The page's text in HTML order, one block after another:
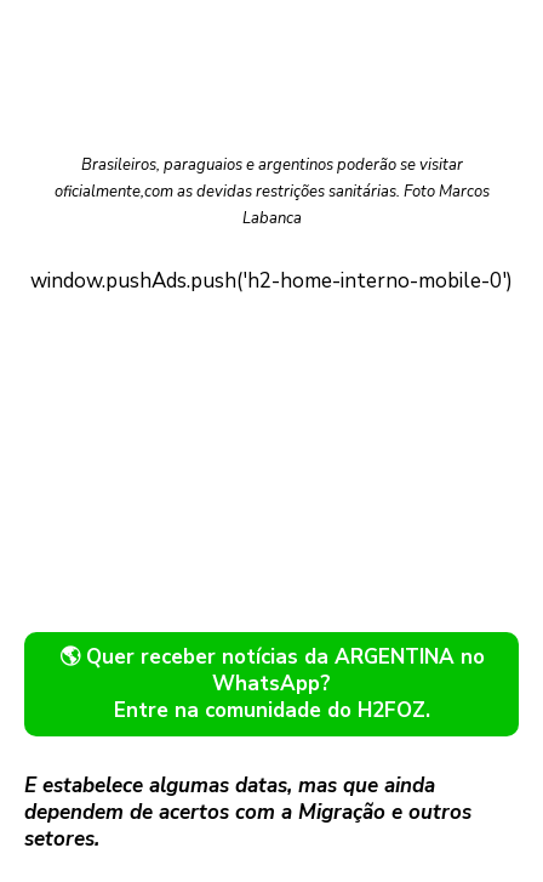
Brasileiros, paraguaios e argentinos poderão se visitar
oficialmente,com as devidas restrições sanitárias. Foto Marcos
Labanca
🌎 Quer receber notícias da ARGENTINA no
WhatsApp?
Entre na comunidade do H2FOZ.
E estabelece algumas datas, mas que ainda
dependem de acertos com a Migração e outros
setores.